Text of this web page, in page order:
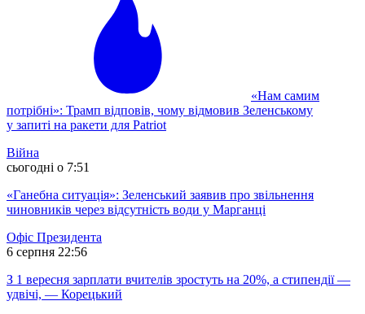
«Нам самим
потрібні»: Трамп відповів, чому відмовив Зеленському
у запиті на ракети для Patriot
Війна
сьогодні о 7:51
«Ганебна ситуація»: Зеленський заявив про звільнення
чиновників через відсутність води у Марганці
Офіс Президента
6 серпня 22:56
З 1 вересня зарплати вчителів зростуть на 20%, а стипендії —
удвічі, — Корецький